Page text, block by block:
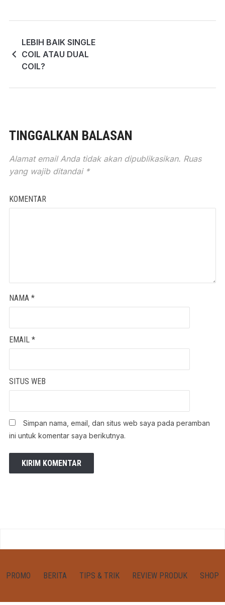
LEBIH BAIK SINGLE
COIL ATAU DUAL
COIL?
TINGGALKAN BALASAN
Alamat email Anda tidak akan dipublikasikan. Ruas
yang wajib ditandai *
KOMENTAR
NAMA *
EMAIL *
SITUS WEB
Simpan nama, email, dan situs web saya pada peramban
ini untuk komentar saya berikutnya.
PROMO BERITA TIPS & TRIK REVIEW PRODUK SHOP